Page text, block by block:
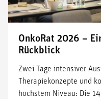
OnkoRat 2026 –
Rückblick
Zwei Tage intensiver
Therapiekonzepte und
höchstem Niveau: Die